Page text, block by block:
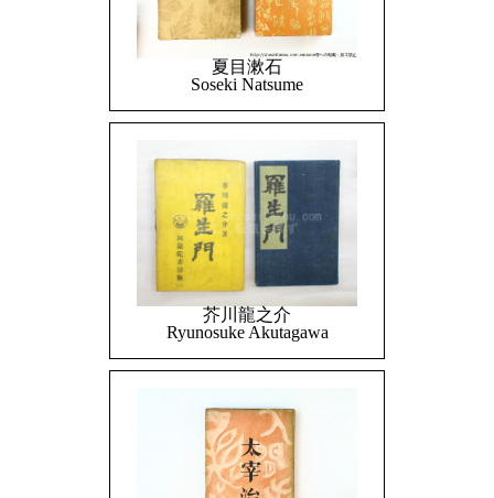
夏目漱石
Soseki Natsume
芥川龍之介
Ryunosuke Akutagawa